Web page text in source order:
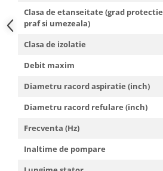
Truse de scule
Truse de lipit PPR
Ventuze cu brate pentru transport
Vibratoare beton
Masini de spalat rufe cu uscator
Uscatoare de rufe
Masini de facut paine
Pachete electrocasnice
SANDWICH MAKER
Storcatoare de fructe
Televizoare
Clasa de etanseitate (grad protectie
praf si umezeala)
Clasa de izolatie
Debit maxim
Diametru racord aspiratie (inch)
Diametru racord refulare (inch)
Frecventa (Hz)
Inaltime de pompare